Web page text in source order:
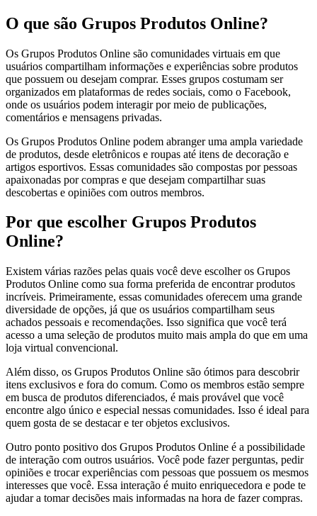
O que são Grupos Produtos Online?
Os Grupos Produtos Online são comunidades virtuais em que
usuários compartilham informações e experiências sobre produtos
que possuem ou desejam comprar. Esses grupos costumam ser
organizados em plataformas de redes sociais, como o Facebook,
onde os usuários podem interagir por meio de publicações,
comentários e mensagens privadas.
Os Grupos Produtos Online podem abranger uma ampla variedade
de produtos, desde eletrônicos e roupas até itens de decoração e
artigos esportivos. Essas comunidades são compostas por pessoas
apaixonadas por compras e que desejam compartilhar suas
descobertas e opiniões com outros membros.
Por que escolher Grupos Produtos
Online?
Existem várias razões pelas quais você deve escolher os Grupos
Produtos Online como sua forma preferida de encontrar produtos
incríveis. Primeiramente, essas comunidades oferecem uma grande
diversidade de opções, já que os usuários compartilham seus
achados pessoais e recomendações. Isso significa que você terá
acesso a uma seleção de produtos muito mais ampla do que em uma
loja virtual convencional.
Além disso, os Grupos Produtos Online são ótimos para descobrir
itens exclusivos e fora do comum. Como os membros estão sempre
em busca de produtos diferenciados, é mais provável que você
encontre algo único e especial nessas comunidades. Isso é ideal para
quem gosta de se destacar e ter objetos exclusivos.
Outro ponto positivo dos Grupos Produtos Online é a possibilidade
de interação com outros usuários. Você pode fazer perguntas, pedir
opiniões e trocar experiências com pessoas que possuem os mesmos
interesses que você. Essa interação é muito enriquecedora e pode te
ajudar a tomar decisões mais informadas na hora de fazer compras.